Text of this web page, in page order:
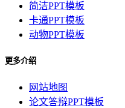
简洁PPT模板
卡通PPT模板
动物PPT模板
更多介绍
网站地图
论文答辩PPT模板